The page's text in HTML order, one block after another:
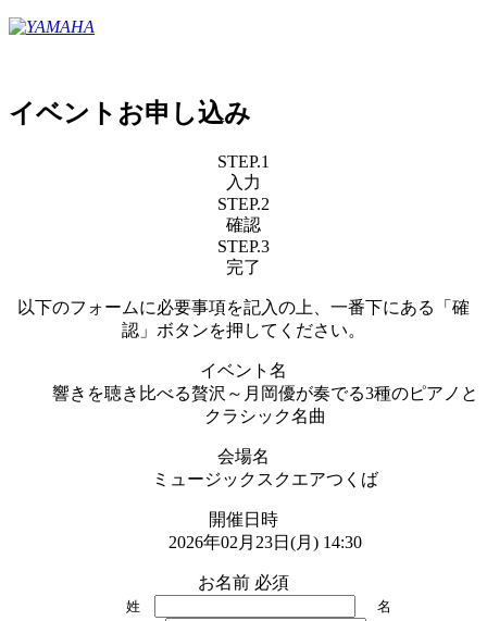
イベントお申し込み
STEP.1
入力
STEP.2
確認
STEP.3
完了
以下のフォームに必要事項を記入の上、一番下にある「確
認」ボタンを押してください。
イベント名
響きを聴き比べる贅沢～月岡優が奏でる3種のピアノと
クラシック名曲
会場名
ミュージックスクエアつくば
開催日時
2026年02月23日(月) 14:30
お名前 必須
姓 名